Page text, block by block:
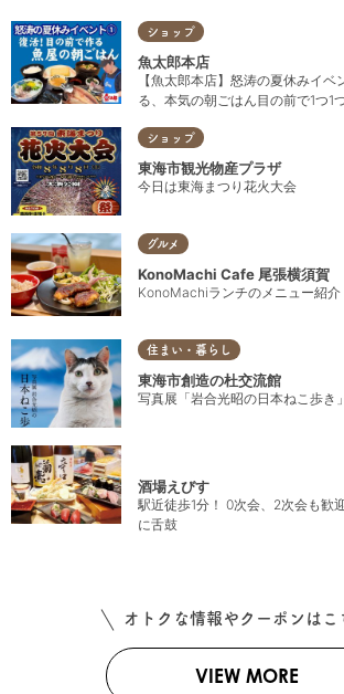
ショップ
魚太郎本店
【魚太郎本店】怒涛の夏休みイ
る、本気の朝ごはん目の前で1つ1
ショップ
東海市観光物産プラザ
今日は東海まつり花火大会
グルメ
KonoMachi Cafe 尾張横須賀
KonoMachiランチのメニュー紹介
住まい・暮らし
東海市創造の杜交流館
写真展「岩合光昭の日本ねこ歩き
酒場えびす
駅近徒歩1分！ 0次会、2次会も歓
に舌鼓
オトクな情報やクーポンはこ
VIEW MORE